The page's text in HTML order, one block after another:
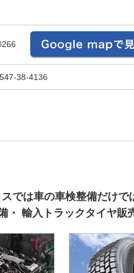
38-4136
では車の車検整備だけで
・ 輸入トラックタイヤ販
スにお任
輸入タイヤで